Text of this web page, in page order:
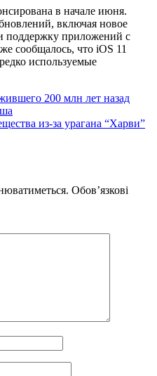
в начале июня.
включая новое
поддержку приложений с
сообщалось, что iOS 11
используемые
200 млн лет назад
из-за урагана “Харви”
Обов’язкові